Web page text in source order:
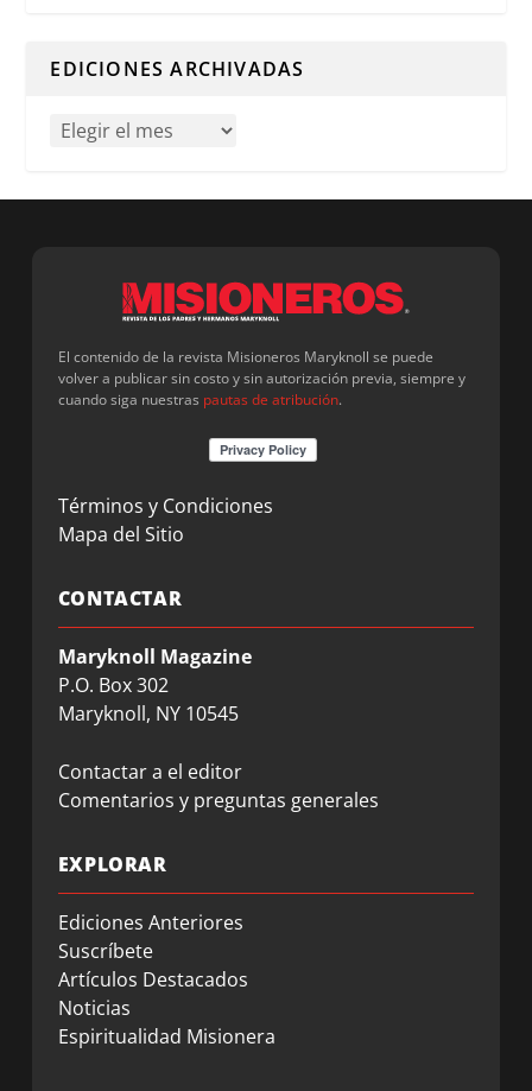
EDICIONES ARCHIVADAS
El contenido de la revista Misioneros Maryknoll se puede
volver a publicar sin costo y sin autorización previa, siempre y
cuando siga nuestras pautas de atribución.
Términos y Condiciones
Mapa del Sitio
CONTACTAR
Maryknoll Magazine
P.O. Box 302
Maryknoll, NY 10545
Contactar a el editor
Comentarios y preguntas generales
EXPLORAR
Ediciones Anteriores
Suscríbete
Artículos Destacados
Noticias
Espiritualidad Misionera